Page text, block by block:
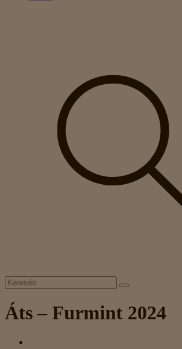
Áts – Furmint 2024